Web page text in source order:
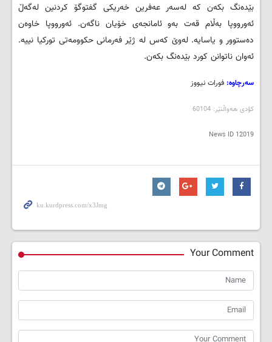
بێده‌نگ بکه‌ن که‌ له‌سه‌ر عه‌فرین خه‌ریکی گفتوگۆ کردنین له‌گه‌ڵ
ئه‌ورووپا به‌ڵام قه‌ت به‌و ئامانجه‌ی خۆیان ناگه‌ن. ئه‌ورووپا خاوه‌ن
ده‌ستوور و یاسایه‌. له‌وێ که‌س له‌ ژێر فه‌رمانی حکوومه‌تی تورکیا نییه‌.
ئه‌وان ناتوانن کورد بێده‌نگ بکه‌ن.
سه‌رچاوه‌: فورات نیووز
کۆدی هه‌واڵنێر: 60104
News ID 12019
Your Comment